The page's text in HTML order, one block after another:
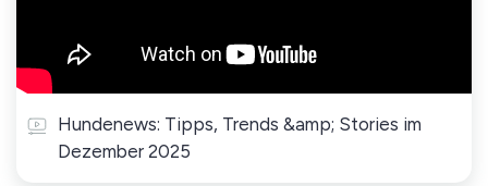
Hundenews: Tipps, Trends &amp; Stories im
Dezember 2025